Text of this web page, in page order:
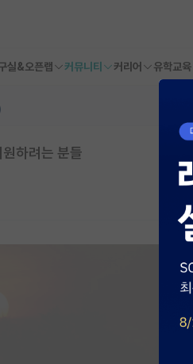
실&오픈랩 커뮤니티 커리어 유학교육
하려는 분들